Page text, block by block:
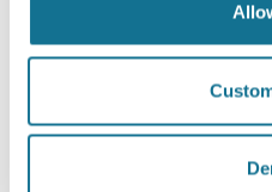
ใช้จากสมาคมศั
คุณคนใหม่